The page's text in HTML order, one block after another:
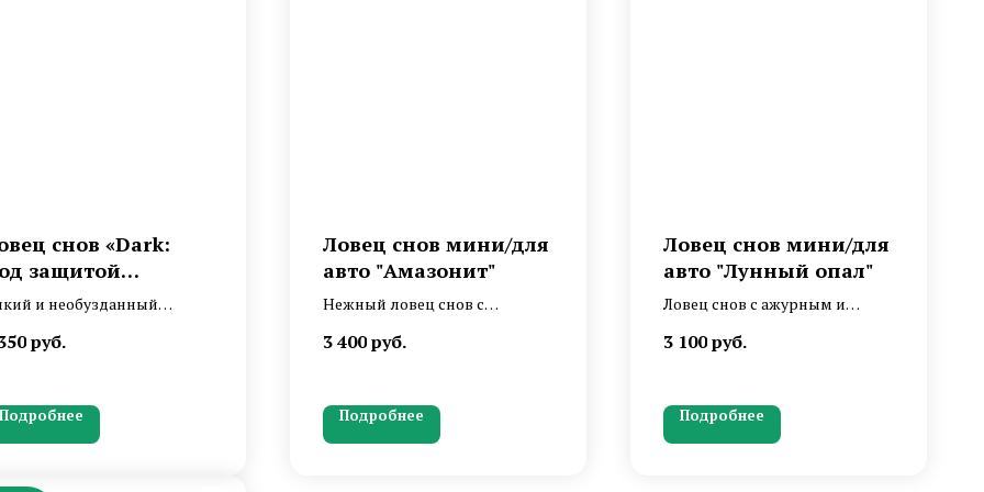
снов «Dark:
защитой
и необузданный
хрусталем
руб.
Подробнее
Ловец снов мини/для
авто "Амазонит"
Нежный ловец снов с
оперением лебедя
3 400руб.
Подробнее
Ловец снов мини/для
авто "Лунный опал"
Ловец снов с ажурным и
опалитом
3 100руб.
Подробнее